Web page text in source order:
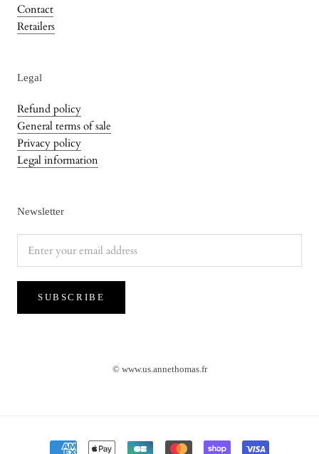
Contact
Retailers
Legal
Refund policy
General terms of sale
Privacy policy
Legal information
Newsletter
SUBSCRIBE
© www.us.annethomas.fr